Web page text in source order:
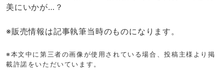
美にいかが…？
※販売情報は記事執筆当時のものになります。
※本文中に第三者の画像が使用されている場合、投稿主様より掲
載許諾をいただいています。